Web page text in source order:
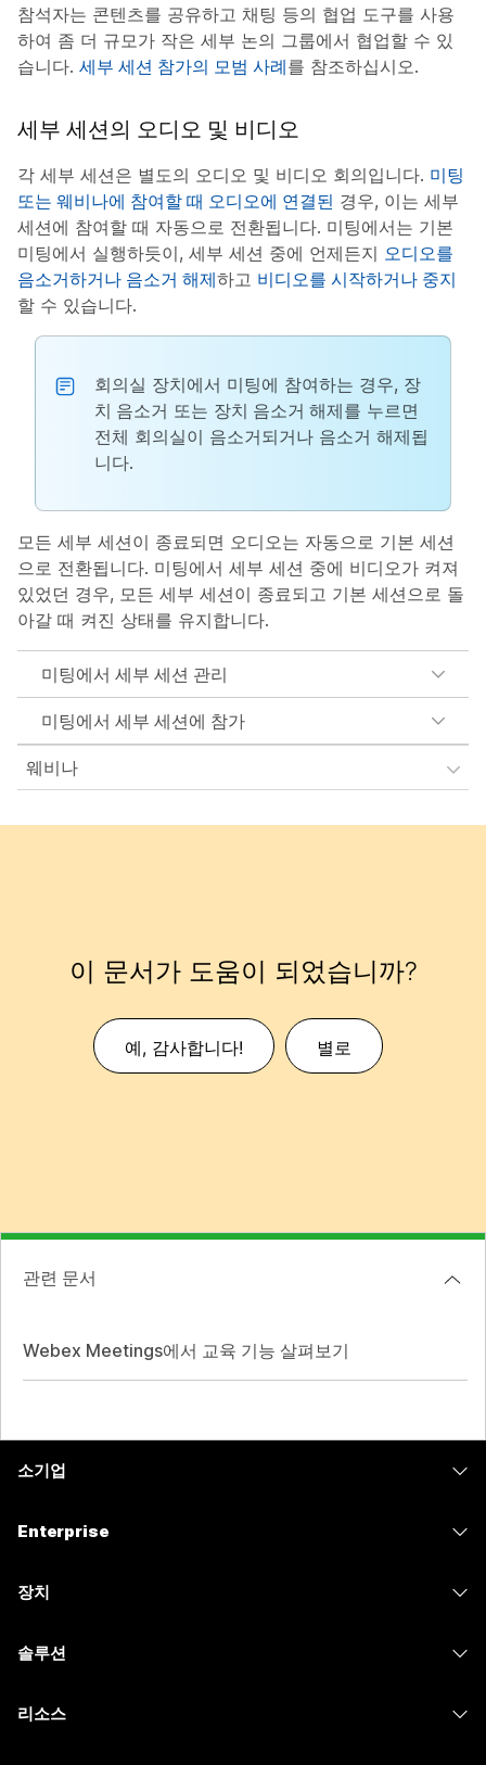
참석자는 콘텐츠를 공유하고 채팅 등의 협업 도구를 사용
하여 좀 더 규모가 작은 세부 논의 그룹에서 협업할 수 있
습니다. 세부 세션 참가의 모범 사례를 참조하십시오.
세부 세션의 오디오 및 비디오
각 세부 세션은 별도의 오디오 및 비디오 회의입니다. 미팅
또는 웨비나에 참여할 때 오디오에 연결된 경우, 이는 세부
세션에 참여할 때 자동으로 전환됩니다. 미팅에서는 기본
미팅에서 실행하듯이, 세부 세션 중에 언제든지 오디오를
음소거하거나 음소거 해제하고 비디오를 시작하거나 중지
할 수 있습니다.
회의실 장치에서 미팅에 참여하는 경우, 장
치 음소거 또는 장치 음소거 해제를 누르면
전체 회의실이 음소거되거나 음소거 해제됩
니다.
모든 세부 세션이 종료되면 오디오는 자동으로 기본 세션
으로 전환됩니다. 미팅에서 세부 세션 중에 비디오가 켜져
있었던 경우, 모든 세부 세션이 종료되고 기본 세션으로 돌
아갈 때 켜진 상태를 유지합니다.
미팅에서 세부 세션 관리
미팅에서 세부 세션에 참가
웨비나
이 문서가 도움이 되었습니까?
예, 감사합니다! 별로
관련 문서
Webex Meetings에서 교육 기능 살펴보기
소기업
Enterprise
장치
솔루션
리소스